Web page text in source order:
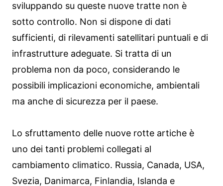
sviluppando su queste nuove tratte non è
sotto controllo. Non si dispone di dati
sufficienti, di rilevamenti satellitari puntuali e di
infrastrutture adeguate. Si tratta di un
problema non da poco, considerando le
possibili implicazioni economiche, ambientali
ma anche di sicurezza per il paese.
Lo sfruttamento delle nuove rotte artiche è
uno dei tanti problemi collegati al
cambiamento climatico. Russia, Canada, USA,
Svezia, Danimarca, Finlandia, Islanda e